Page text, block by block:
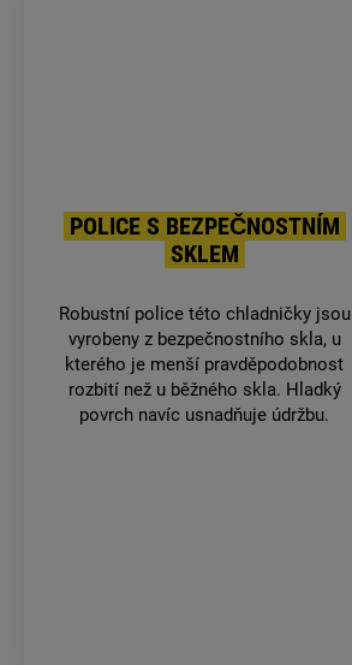
POLICE S BEZPEČNOSTNÍM
SKLEM
Robustní police této chladničky jsou
vyrobeny z bezpečnostního skla, u
kterého je menší pravděpodobnost
rozbití než u běžného skla. Hladký
povrch navíc usnadňuje údržbu.